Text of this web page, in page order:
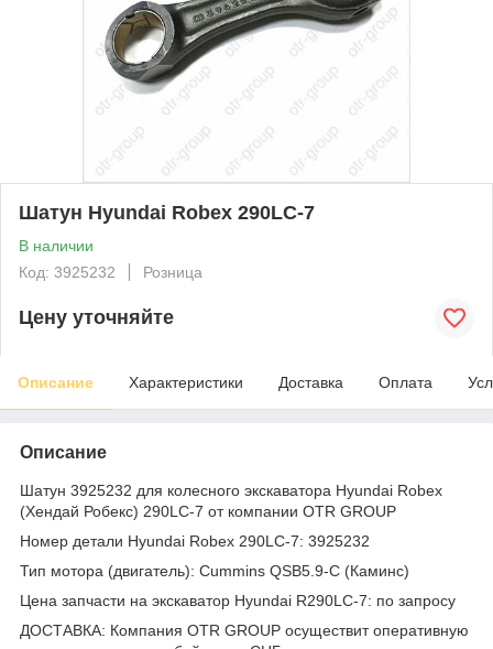
Шатун Hyundai Robex 290LC-7
В наличии
Код: 3925232
Розница
Цену уточняйте
Описание Характеристики Доставка Оплата
Описание
Шатун 3925232 для колесного экскаватора Hyundai Robex
(Хендай Робекс) 290LC-7 от компании OTR GROUP
Номер детали Hyundai Robex 290LC-7: 3925232
Тип мотора (двигатель): Cummins QSB5.9-C (Каминс)
Цена запчасти на экскаватор Hyundai R290LC-7: по запросу
ДОСТАВКА: Компания OTR GROUP осуществит оперативную